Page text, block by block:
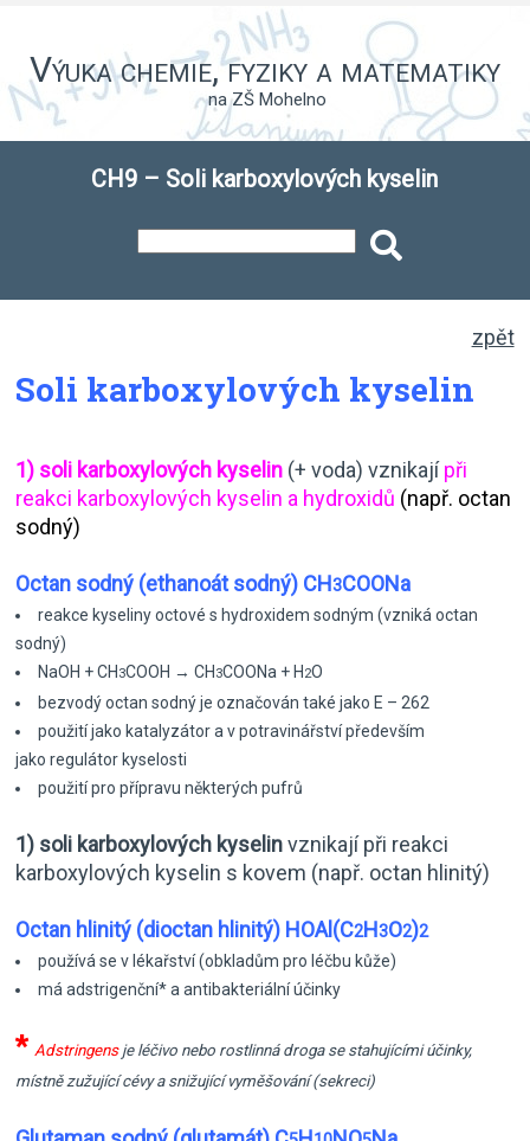
Výuka chemie, fyziky a matematiky
na ZŠ Mohelno
CH9 – Soli karboxylových kyselin
zpět
Soli karboxylových kyselin
1) soli karboxylových kyselin (+ voda) vznikajípři
reakci karboxylových kyselin a hydroxidů (např. octan
sodný)
Octan sodný (ethanoát sodný) CH3COONa
reakce kyseliny octové s hydroxidem sodným (vzniká octan
sodný)
NaOH + CH 3COOH → CH 3COONa + H 2O
bezvodý octan sodný je označován také jako E – 262
použití jako katalyzátor a v potravinářství především
jako regulátor kyselosti
použití pro přípravu některých pufrů
1) soli karboxylových kyselinvznikají při reakci
karboxylových kyselin s kovem (např. octan hlinitý)
Octan hlinitý (dioctan hlinitý) HOAl(C2H3O2)2
používá se v lékařství (obkladům pro léčbu kůže)
má adstrigenční* a antibakteriální účinky
*Adstringensje léčivo nebo rostlinná droga se stahujícími účinky,
místně zužující cévy a snižující vyměšování (sekreci)